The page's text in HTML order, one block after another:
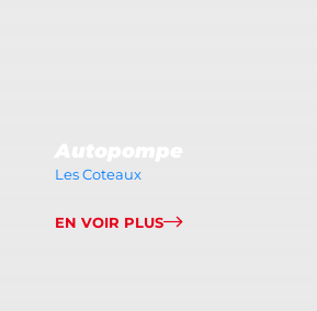
Les Coteaux
EN VOIR PLUS